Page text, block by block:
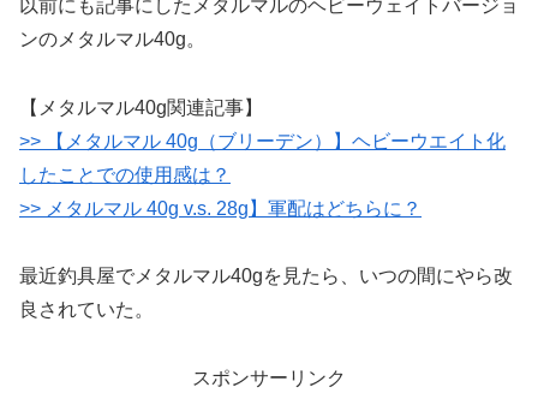
以前にも記事にしたメタルマルのヘビーウェイトバージョ
ンのメタルマル40g。
【メタルマル40g関連記事】
>> 【メタルマル 40g（ブリーデン）】ヘビーウエイト化
したことでの使用感は？
>> メタルマル 40g v.s. 28g】軍配はどちらに？
最近釣具屋でメタルマル40gを見たら、いつの間にやら改
良されていた。
スポンサーリンク